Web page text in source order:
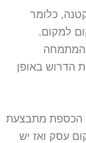
כלומר
למקום.
המתמחה
הדרוש באופן
הכספת מתבצעת
עסק ואז יש